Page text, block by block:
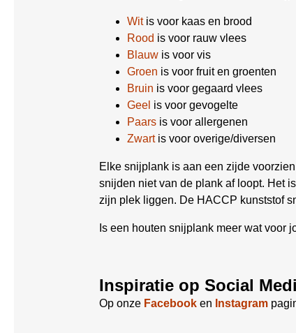
Witis voor kaas en brood
Rood is voor rauw vlees
Blauw is voor vis
Groen is voor fruit en groenten
Bruin is voor gegaard vlees
Geel is voor gevogelte
Paars is voor allergenen
Zwartis voor overige/diversen
Elke snijplank is aan een zijde
snijden niet van de plank af loopt. Het
zijn plek liggen. De HACCP kunststof
Is een houten snijplank meer wat voor
Inspiratie op Social
Op onze Facebook en Instagram